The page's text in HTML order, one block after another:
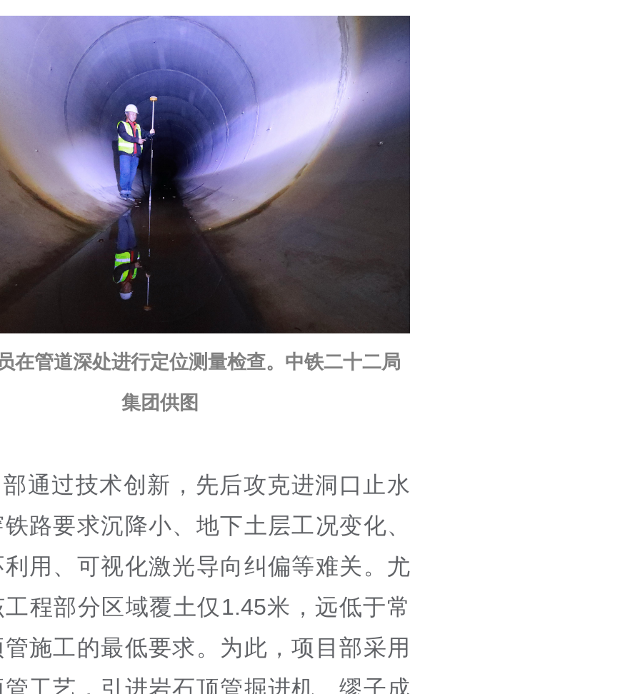
在管道深处进行定位测量检查。中铁二十二局
集团供图
通过技术创新，先后攻克进洞口止水
路要求沉降小、地下土层工况变化、
用、可视化激光导向纠偏等难关。尤
程部分区域覆土仅1.45米，远低于常
施工的最低要求。为此，项目部采用
工艺，引进岩石顶管掘进机、缪子成